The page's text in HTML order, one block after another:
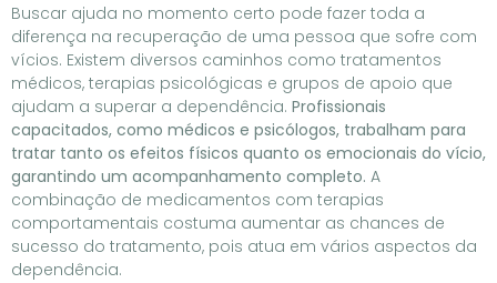
Buscar ajuda no momento certo pode fazer toda a
diferença na recuperação de uma pessoa que sofre com
vícios. Existem diversos caminhos como tratamentos
médicos, terapias psicológicas e grupos de apoio que
ajudam a superar a dependência. Profissionais
capacitados, como médicos e psicólogos, trabalham para
tratar tanto os efeitos físicos quanto os emocionais do vício,
garantindo um acompanhamento completo. A
combinação de medicamentos com terapias
comportamentais costuma aumentar as chances de
sucesso do tratamento, pois atua em vários aspectos da
dependência.